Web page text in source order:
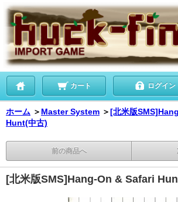
カート ログイン
ホーム ＞ Master System ＞[北米版
Hunt(中古)
前の商品へ
[北米版SMS]Hang-On & Safari